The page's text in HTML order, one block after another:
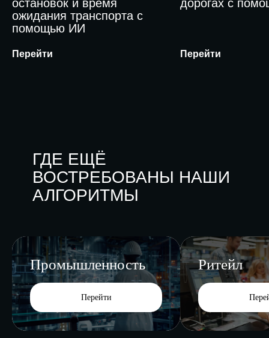
остановок и время
ожидания транспорта с
помощью ИИ
Перейти
дорогах с
Перейти
ГДЕ ЕЩЁ
ВОСТРЕБОВАНЫ НАШИ
АЛГОРИТМЫ
Ритейл
Перейти
Финансы